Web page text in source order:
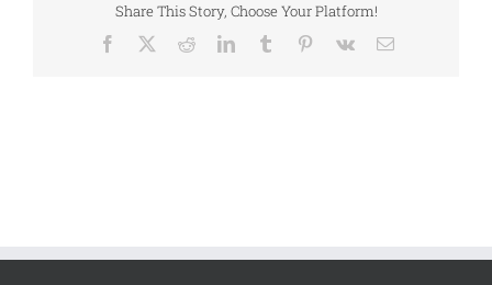
Share This Story, Choose Your Platform!
Facebook RedditLinkedInTumblr Pinterest
Vk Email